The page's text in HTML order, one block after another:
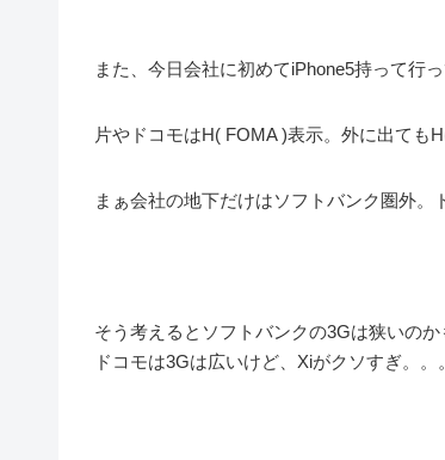
また、今日会社に初めてiPhone5持って行
片やドコモはH( FOMA )表示。外に出ても
まぁ会社の地下だけはソフトバンク圏外。
そう考えるとソフトバンクの3Gは狭いの
ドコモは3Gは広いけど、Xiがクソすぎ。。。